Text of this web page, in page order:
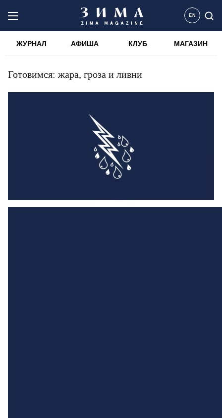
EN
ЖУРНАЛ АФИША КЛУБ МАГАЗИН
Готовимся: жара, гроза и ливни